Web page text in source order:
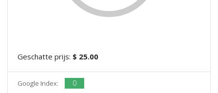
Geschatte prijs: $ 25.00
Google Index: 0